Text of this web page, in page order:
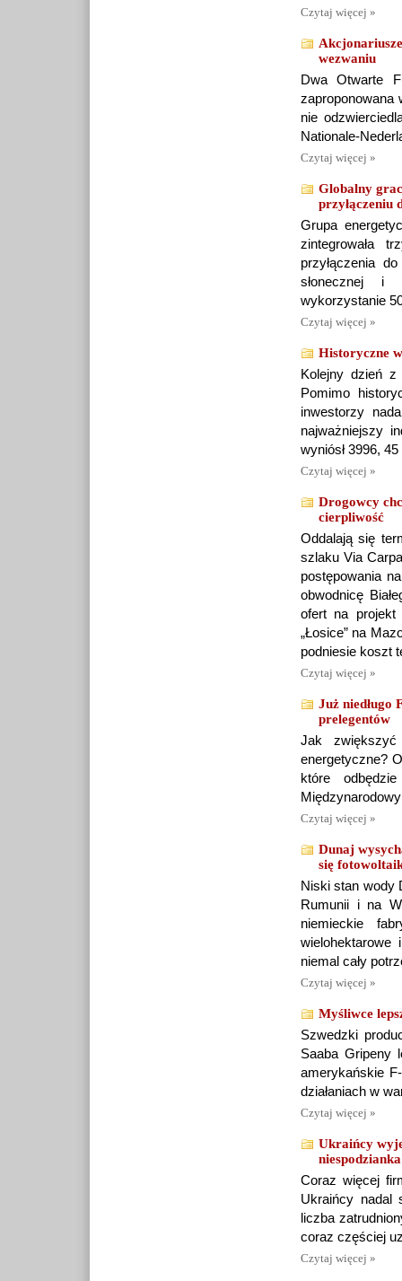
Czytaj więcej »
wezwaniu
Dwa Otwarte
zaproponowana
nie
Nationale-
Czytaj więcej »
Globalny
przyłączeniu
Grupa
zintegrowała
przyłączenia
słonecznej i
wykorzystanie
Czytaj więcej »
Historyczne
Kolejny dzień z
Pomimo
inwestorzy
najważniejszy
wyniósł 3996,
Czytaj więcej »
Drogowcy
cierpliwość
Oddalają się
szlaku Via
postępowania
obwodnicę
ofert na projekt
„Łosice” na
podniesie koszt
Czytaj więcej »
Już niedługo
prelegentów
Jak zwiększyć
energetyczne?
które
Czytaj więcej »
Dunaj
się
Niski stan wody
Rumunii i na
niemieckie
wielohektarowe
niemal cały
Czytaj więcej »
Myśliwce
Szwedzki
Saaba Gripeny
amerykańskie
działaniach w
Czytaj więcej »
Ukraińcy
niespodzianka
Coraz więcej
Ukraińcy nadal
liczba
coraz częściej
Czytaj więcej »